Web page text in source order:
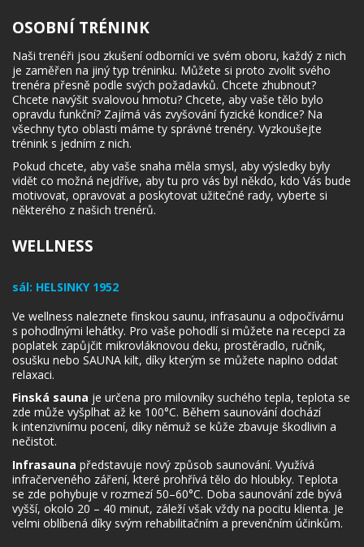
OSOBNÍ TRÉNINK
Naši trenéři jsou zkušení odborníci ve svém oboru, každý z nich
je zaměřen na jiný typ tréninku. Můžete si proto zvolit svého
trenéra přesně podle svých požadavků. Chcete zhubnout?
Chcete navýšit svalovou hmotu? Chcete, aby vaše tělo bylo
opravdu funkční? Zajímá vás zvyšování fyzické kondice? Na
všechny tyto oblasti máme ty správné trenéry. Vyzkoušejte
trénink s jedním z nich.
Pokud chcete, aby vaše snaha měla smysl, aby výsledky byly
vidět co možná nejdříve, aby tu pro vás byl někdo, kdo Vás bude
motivovat, opravovat a poskytovat užitečné rady, vyberte si
některého z našich trenérů.
WELLNESS
sál: HELSINKY 1952
Ve wellness naleznete finskou saunu, infrasaunu a odpočívárnu
s pohodlnými lehátky. Pro vaše pohodlí si můžete na recepci za
poplatek zapůjčit mikrovláknovou deku, prostěradlo, ručník,
osušku nebo SAUNA kilt, díky kterým se můžete naplno oddat
relaxaci.
Finská sauna je určena pro milovníky suchého tepla, teplota se
zde může vyšplhat až ke 100°C. Během saunování dochází
k intenzivnímu pocení, díky němuž se kůže zbavuje škodlivin a
nečistot.
Infrasauna představuje nový způsob saunování. Využívá
infračerveného záření, které prohřívá tělo do hloubky. Teplota
se zde pohybuje v rozmezí 50–60°C. Doba saunování zde bývá
vyšší, okolo 20 – 40 minut, záleží však vždy na pocitu klienta. Je
velmi oblíbená díky svým rehabilitačním a prevenčním účinkům.